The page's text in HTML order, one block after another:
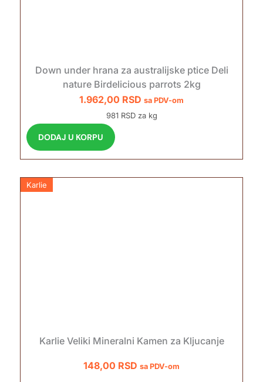
Down under hrana za australijske ptice Deli
nature Birdelicious parrots 2kg
1.962,00 RSD sa PDV-om
981 RSD za kg
DODAJ U KORPU
Karlie
Karlie Veliki Mineralni Kamen za Kljucanje
148,00 RSD sa PDV-om